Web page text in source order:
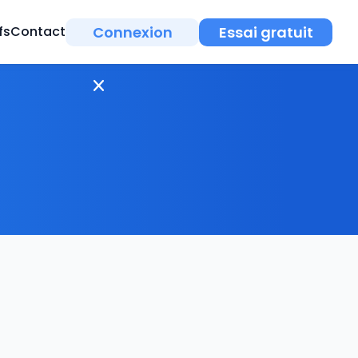
Contact Connexion Essai gratuit